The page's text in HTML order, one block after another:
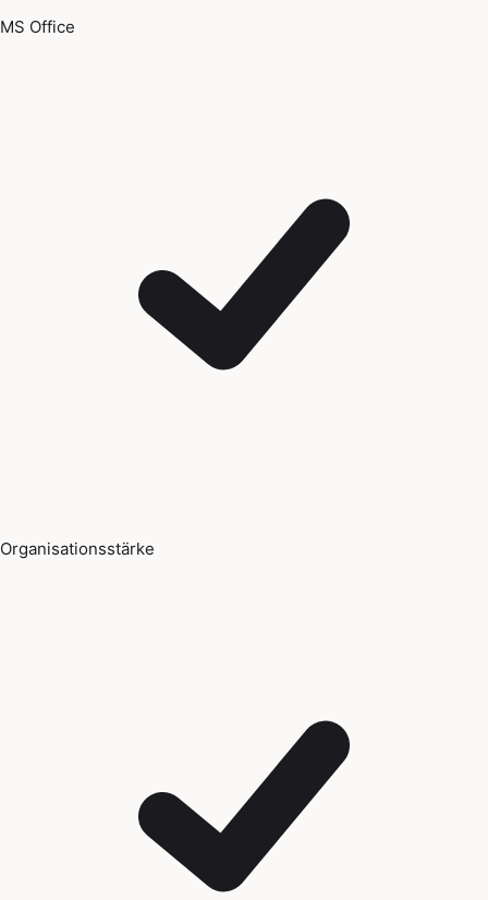
MS Office
Organisationsstärke